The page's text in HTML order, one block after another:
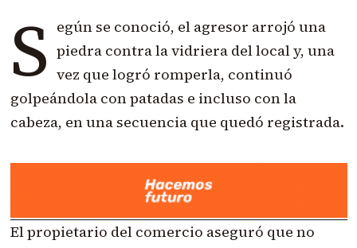
S egún se conoció, el agresor arrojó una
piedra contra la vidriera del local y, una
vez que logró romperla, continuó
golpeándola con patadas e incluso con la
cabeza, en una secuencia que quedó registrada.
El propietario del comercio aseguró que no